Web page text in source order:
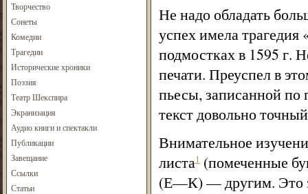
Творчество
Сонеты
Комедии
Трагедии
Исторические хроники
Поэзия
Театр Шекспира
Экранизация
Аудио книги и спектакли
Публикации
Завещание
Ссылки
Статьи
Не надо обладать
успех имела трагедия
подмостках в 1595 г.
печати. Преуспел в
пьесы, записанной по
текст довольно
Внимательное
листа1(помеченные
(Е—К) — другим. Это